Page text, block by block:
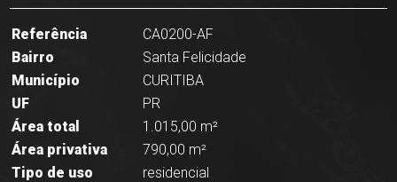
Referência
CA0200-AF
Bairro
Santa Felicidade
Município
CURITIBA
UF
PR
Área total
1.015,00 m²
Área privativa
790,00 m²
Tipo de uso
residencial